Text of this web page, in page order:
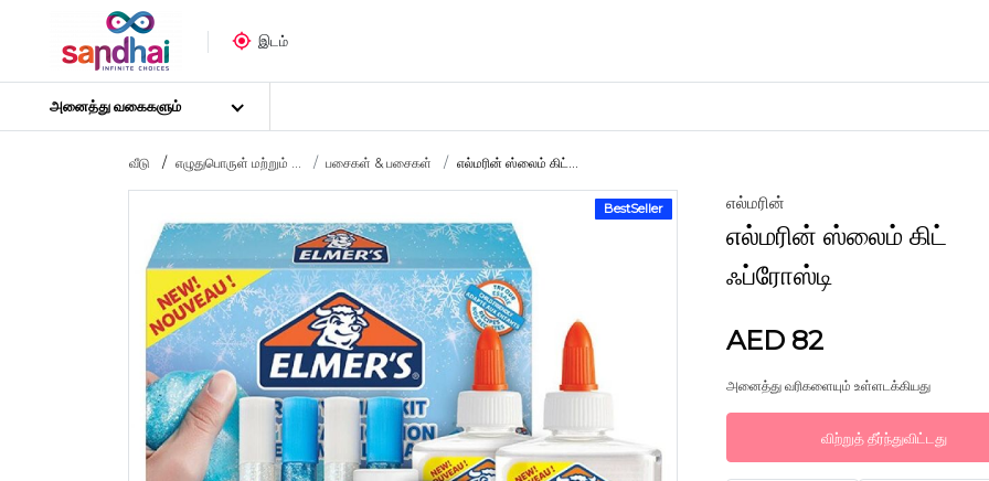
இடம்
அனைத்து வகைகளும்
மிகவும் பிரபலமான
கைவினைப் பொருட்கள்
தையல் பொருட்கள்
கலை பொருட்கள்
DIY பொருட்கள்
கலை & கைவினைக் கருவிகள்
ஸ்டிக்கர் போஸ்டர்
புதிர்
கைவினைப் பொருட்கள்
வீடு எழுதுபொருள் மற்றும் ... பசைகள் & பசைகள் எல்மரின் ஸ்லைம் கிட்...
BestSeller எல்மரின்
எல்மரின் ஸ்லைம் கிட்
ஃப்ரோஸ்டி
AED 82
அனைத்து வரிகளையும் உள்ளடக்கியது
விற்றுத் தீர்ந்துவிட்டது